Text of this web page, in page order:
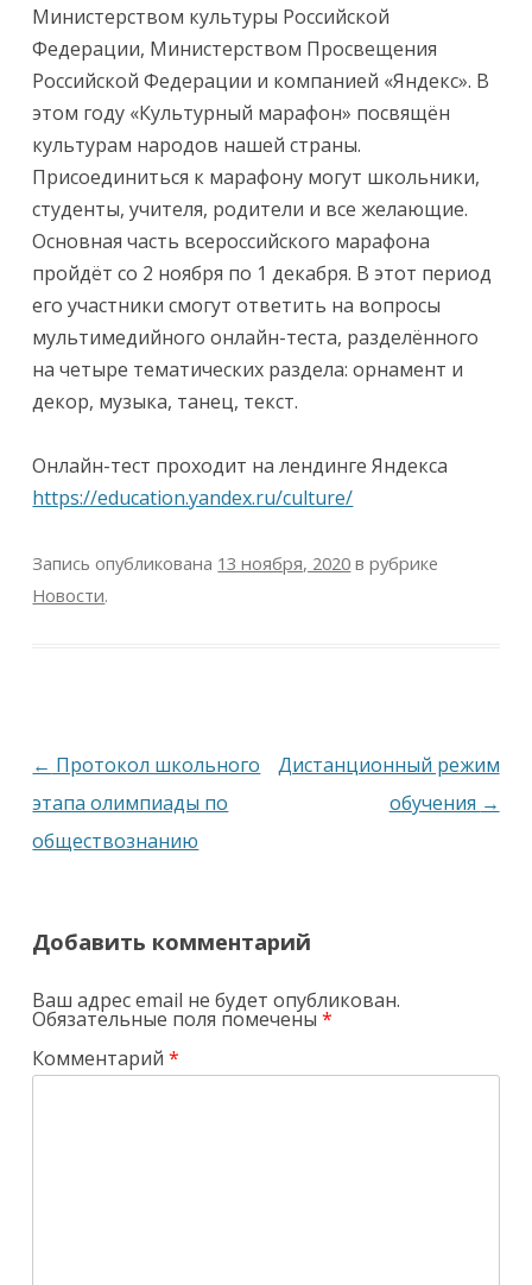
Министерством культуры Российской
Федерации, Министерством Просвещения
Российской Федерации и компанией «Яндекс». В
этом году «Культурный марафон» посвящён
культурам народов нашей страны.
Присоединиться к марафону могут школьники,
студенты, учителя, родители и все желающие.
Основная часть всероссийского марафона
пройдёт со 2 ноября по 1 декабря. В этот период
его участники смогут ответить на вопросы
мультимедийного онлайн-теста, разделённого
на четыре тематических раздела: орнамент и
декор, музыка, танец, текст.
Онлайн-тест проходит на лендинге Яндекса
https://education.yandex.ru/culture/
Запись опубликована 13 ноября, 2020 в рубрике
Новости.
Навигация
по
записям
← Протокол школьного
этапа олимпиады по
обществознанию
Дистанционный режим
обучения →
Добавить комментарий
Ваш адрес email не будет опубликован.
Обязательные поля помечены*
Комментарий*